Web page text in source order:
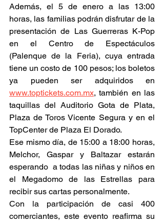
Además, el 5 de enero a las 13:00
horas, las familias podrán disfrutar de la
presentación de Las Guerreras K-Pop
en el Centro de Espectáculos
(Palenque de la Feria), cuya entrada
tiene un costo de 100 pesos; los boletos
www.toptickets.com.mx, también en las
taquillas del Auditorio Gota de Plata,
Plaza de Toros Vicente Segura y en el
TopCenter de Plaza El Dorado.
Ese mismo día, de 15:00 a 18:00 horas,
Melchor, Gaspar y Baltazar estarán
esperando  a todas las niñas y niños en
el Megadomo de las Estrellas para
recibir sus cartas personalmente.
Con la participación de casi 400
comerciantes, este evento reafirma su